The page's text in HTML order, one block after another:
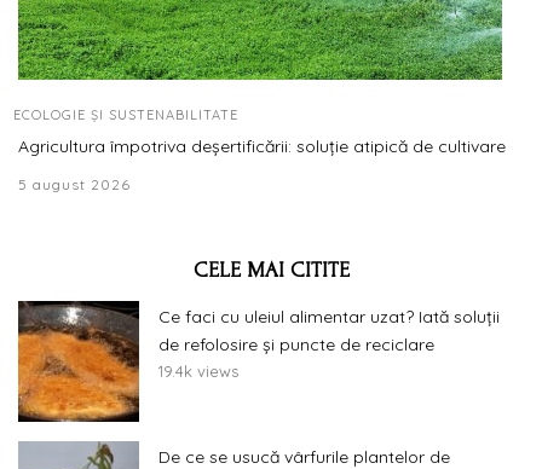
ECOLOGIE ȘI SUSTENABILITATE
Agricultura împotriva deșertificării: soluție atipică de cultivare
5 august 2026
CELE MAI CITITE
Ce faci cu uleiul alimentar uzat? Iată soluții
de refolosire și puncte de reciclare
19.4k views
De ce se usucă vârfurile plantelor de